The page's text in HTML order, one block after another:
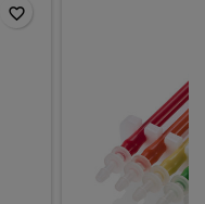
favorite_border